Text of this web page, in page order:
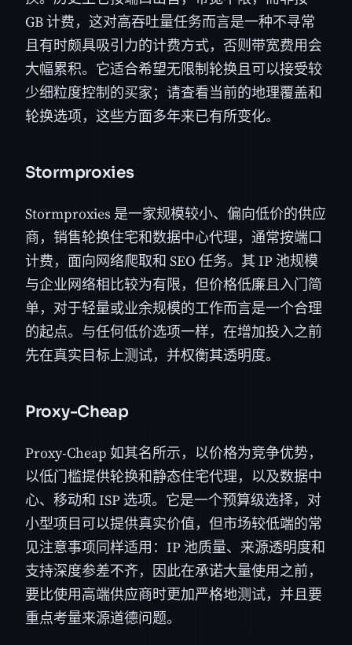
GB 计费，这对高吞吐量任务而言是一种不寻常
且有时颇具吸引力的计费方式，否则带宽费用会
大幅累积。它适合希望无限制轮换且可以接受较
少细粒度控制的买家；请查看当前的地理覆盖和
轮换选项，这些方面多年来已有所变化。
Stormproxies
Stormproxies 是一家规模较小、偏向低价的供应
商，销售轮换住宅和数据中心代理，通常按端口
计费，面向网络爬取和 SEO 任务。其 IP 池规模
与企业网络相比较为有限，但价格低廉且入门简
单，对于轻量或业余规模的工作而言是一个合理
的起点。与任何低价选项一样，在增加投入之前
先在真实目标上测试，并权衡其透明度。
Proxy-Cheap
Proxy-Cheap 如其名所示，以价格为竞争优势，
以低门槛提供轮换和静态住宅代理，以及数据中
心、移动和 ISP 选项。它是一个预算级选择，对
小型项目可以提供真实价值，但市场较低端的常
见注意事项同样适用：IP 池质量、来源透明度和
支持深度参差不齐，因此在承诺大量使用之前，
要比使用高端供应商时更加严格地测试，并且要
重点考量来源道德问题。